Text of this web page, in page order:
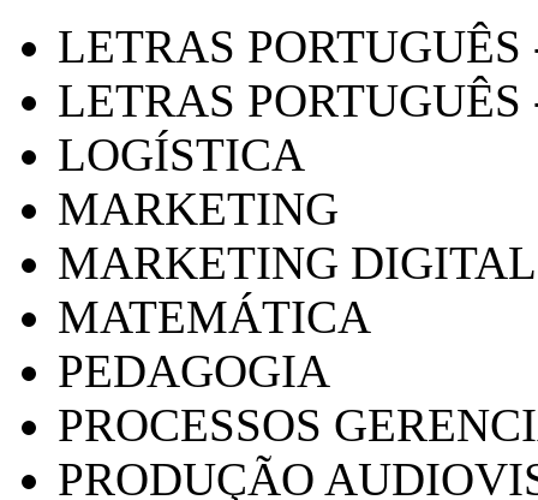
LETRAS
LETRAS PORTUGUÊS
LOGÍSTICA
MARKETING
MARKETING DIGITAL
MATEMÁTICA
PEDAGOGIA
PROCESSOS
PRODUÇÃO